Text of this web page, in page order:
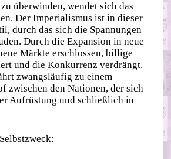
überwinden, wendet sich das
Der Imperialismus ist in dieser
durch das sich die Spannungen
Durch die Expansion in neue
Märkte erschlossen, billige
und die Konkurrenz verdrängt.
zwangsläufig zu einem
zwischen den Nationen, der sich
Aufrüstung und schließlich in